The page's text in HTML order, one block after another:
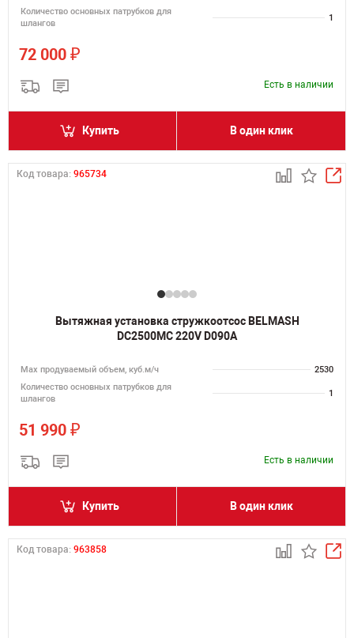
Количество основных патрубков для
шлангов
1
72 000 ₽
Есть в наличии
Купить В один клик
Код товара: 965734
Вытяжная установка стружкоотсос BELMASH
DC2500MC 220V D090A
Мах продуваемый объем, куб.м/ч
2530
Количество основных патрубков для
шлангов
1
51 990 ₽
Есть в наличии
Купить В один клик
Код товара: 963858